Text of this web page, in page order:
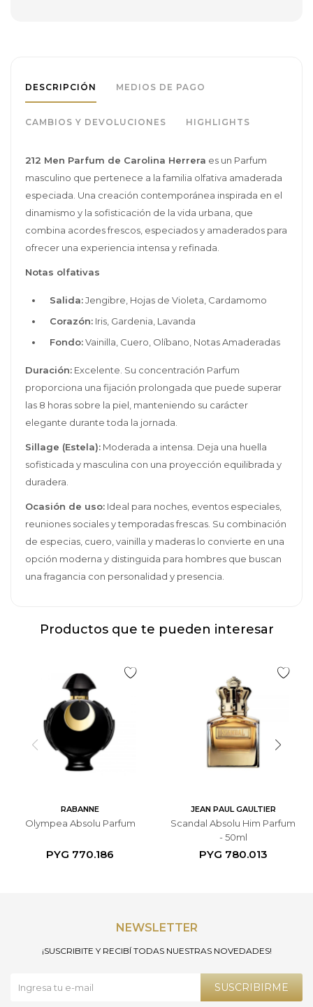
DESCRIPCIÓN MEDIOS DE PAGO
CAMBIOS Y DEVOLUCIONES HIGHLIGHTS
212 Men Parfum de Carolina Herrera es un Parfum
masculino que pertenece a la familia olfativa amaderada
especiada. Una creación contemporánea inspirada en el
dinamismo y la sofisticación de la vida urbana, que
combina acordes frescos, especiados y amaderados para
ofrecer una experiencia intensa y refinada.
Notas olfativas
Salida:Jengibre, Hojas de Violeta, Cardamomo
Corazón: Iris, Gardenia, Lavanda
Fondo:Vainilla, Cuero, Olíbano, Notas Amaderadas
Duración: Excelente. Su concentración Parfum
proporciona una fijación prolongada que puede superar
las 8 horas sobre la piel, manteniendo su carácter
elegante durante toda la jornada.
Sillage (Estela): Moderada a intensa. Deja una huella
sofisticada y masculina con una proyección equilibrada y
duradera.
Ocasión de uso: Ideal para noches, eventos especiales,
reuniones sociales y temporadas frescas. Su combinación
de especias, cuero, vainilla y maderas lo convierte en una
opción moderna y distinguida para hombres que buscan
una fragancia con personalidad y presencia.
Productos que te pueden interesar
RABANNE
Olympea Absolu Parfum
PYG 770.186
JEAN PAUL GAULTIER
Scandal Absolu Him Parfum
- 50ml
PYG 780.013
NEWSLETTER
¡SUSCRIBITE Y RECIBÍ TODAS NUESTRAS NOVEDADES!
SUSCRIBIRME